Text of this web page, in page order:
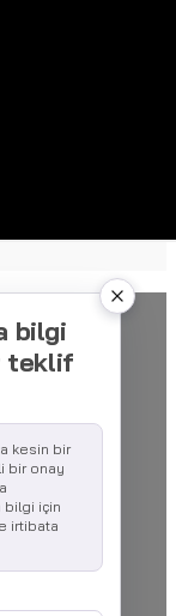
bilgi
teklif
kesin bir
bir onay
bilgi için
irtibata